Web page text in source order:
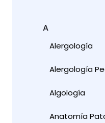
A
Alergología
Alergología
Algología
Anatomía